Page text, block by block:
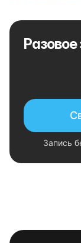
Разовое
Запись